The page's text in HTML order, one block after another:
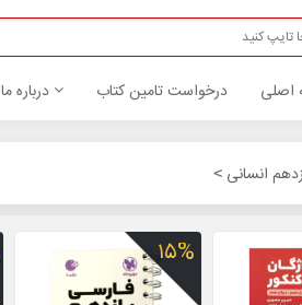
اصلی درخواست تامین کتاب درباره ما
انسانی >
۱۵%